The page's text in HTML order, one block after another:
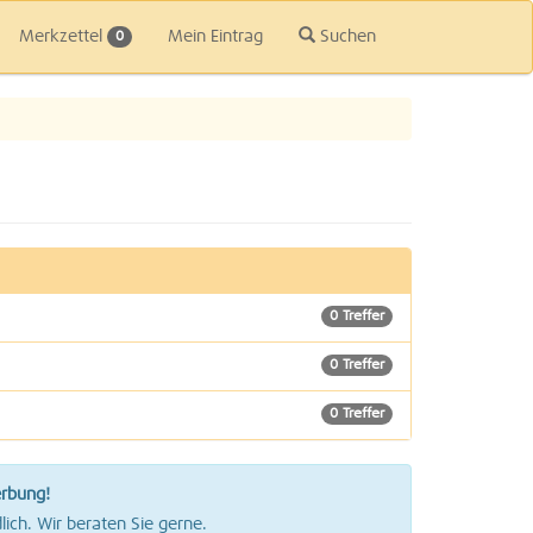
Merkzettel 0 Mein Eintrag Suchen
0 Treffer
0 Treffer
0 Treffer
0 Treffer
Wir beraten Sie gerne.